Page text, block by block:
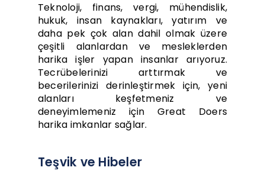
Teknoloji, finans, vergi, mühendislik,
hukuk, insan kaynakları, yatırım ve
daha pek çok alan dahil olmak üzere
çeşitli alanlardan ve mesleklerden
harika işler yapan insanlar arıyoruz.
Tecrübelerinizi arttırmak ve
becerilerinizi derinleştirmek için, yeni
alanları keşfetmeniz ve
deneyimlemeniz için Great Doers
harika imkanlar sağlar.
Teşvik ve Hibeler